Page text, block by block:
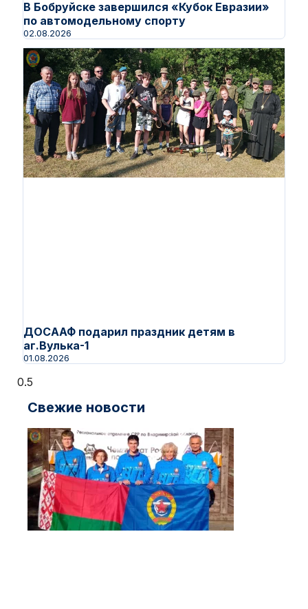
В Бобруйске завершился «Кубок Евразии»
по автомодельному спорту
02.08.2026
ДОСААФ подарил праздник детям в
аг.Вулька-1
01.08.2026
Свежие новости